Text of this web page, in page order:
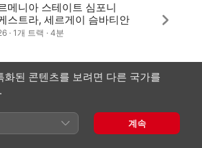
메니아 스테이트 심포니
스트라, 세르게이 슴바티안
· 1개 트랙 · 4분
화된 콘텐츠를 보려면 다른 국가를
계속